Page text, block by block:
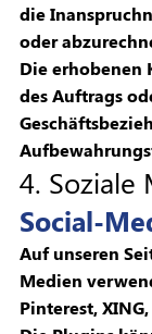
die
oder
Die erhobenen
des Auftrags
4. Soziale
Social-
Auf unseren
Medien
Pinterest,